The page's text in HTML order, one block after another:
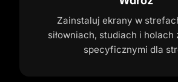
Zainstaluj ekrany w
siłowniach, studiach i holach
specyficznymi dla